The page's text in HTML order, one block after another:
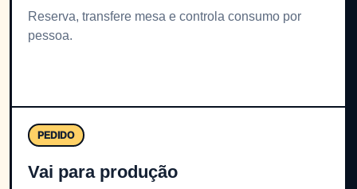
Reserva, transfere mesa e controla consumo por
pessoa.
PEDIDO
Vai para produção